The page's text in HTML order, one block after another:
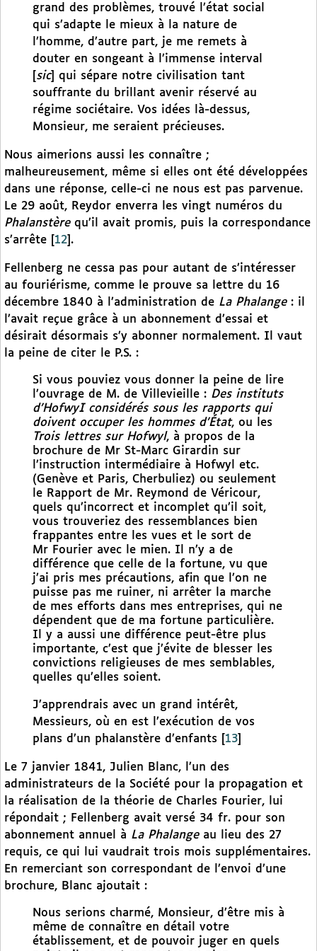
grand des problèmes, trouvé l’état social
qui s’adapte le mieux à la nature de
l’homme, d’autre part, je me remets à
douter en songeant à l’immense interval
sic] qui sépare notre civilisation tant
souffrante du brillant avenir réservé au
régime sociétaire. Vos idées là-dessus,
Monsieur, me seraient précieuses.
Nous aimerions aussi les connaître ;
malheureusement, même si elles ont été développées
dans une réponse, celle-ci ne nous est pas parvenue.
Le 29 août, Reydor enverra les vingt numéros du
Phalanstèrequ’il avait promis, puis la correspondance
s’arrête
12 .
Fellenberg ne cessa pas pour autant de s’intéresser
au fouriérisme, comme le prouve sa lettre du 16
décembre 1840 à l’administration de La Phalange: il
l’avait reçue grâce à un abonnement d’essai et
désirait désormais s’y abonner normalement. Il vaut
la peine de citer le P.S. :
Si vous pouviez vous donner la peine de lire
l’ouvrage de M. de Villevieille : Des instituts
d’HofwyI considérés sous les rapports qui
doivent occuper les hommes d’État, ou les
Trois lettres sur Hofwyl, à propos de la
brochure de Mr St-Marc Girardin sur
l’instruction intermédiaire à Hofwyl etc.
(Genève et Paris, Cherbuliez) ou seulement
le Rapport de Mr. Reymond de Véricour,
quels qu’incorrect et incomplet qu’il soit,
vous trouveriez des ressemblances bien
frappantes entre les vues et le sort de
Mr Fourier avec le mien. Il n’y a de
différence que celle de la fortune, vu que
j’ai pris mes précautions, afin que l’on ne
puisse pas me ruiner, ni arrêter la marche
de mes efforts dans mes entreprises, qui ne
dépendent que de ma fortune particulière.
Il y a aussi une différence peut-être plus
importante, c’est que j’évite de blesser les
convictions religieuses de mes semblables,
quelles qu’elles soient.
J’apprendrais avec un grand intérêt,
Messieurs, où en est l’exécution de vos
plans d’un phalanstère d’enfants
13
Le 7 janvier 1841, Julien Blanc, l’un des
administrateurs de la Société pour la propagation et
la réalisation de la théorie de Charles Fourier, lui
répondait ; Fellenberg avait versé 34 fr. pour son
abonnement annuel à La Phalangeau lieu des 27
requis, ce qui lui vaudrait trois mois supplémentaires.
En remerciant son correspondant de l’envoi d’une
brochure, Blanc ajoutait :
Nous serions charmé, Monsieur, d’être mis à
même de connaître en détail votre
établissement, et de pouvoir juger en quels